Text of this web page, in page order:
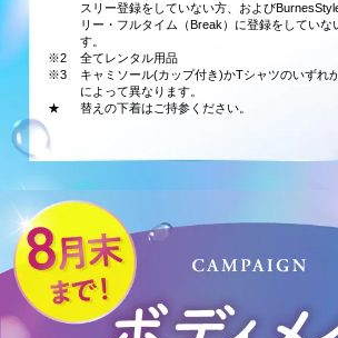
スリー登録をしていない方、および
リー・フルタイム（Break）に登録をしていな
す。
※2
全てレンタル用品
※3
キャミソール(カップ付き)かTシャツのいずれ
によって異なります。
★
替えの下着はご持参ください。